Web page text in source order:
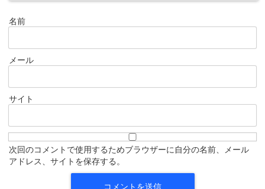
名前
メール
サイト
次回のコメントで使用するためブラウザーに自分の名前、メール
アドレス、サイトを保存する。